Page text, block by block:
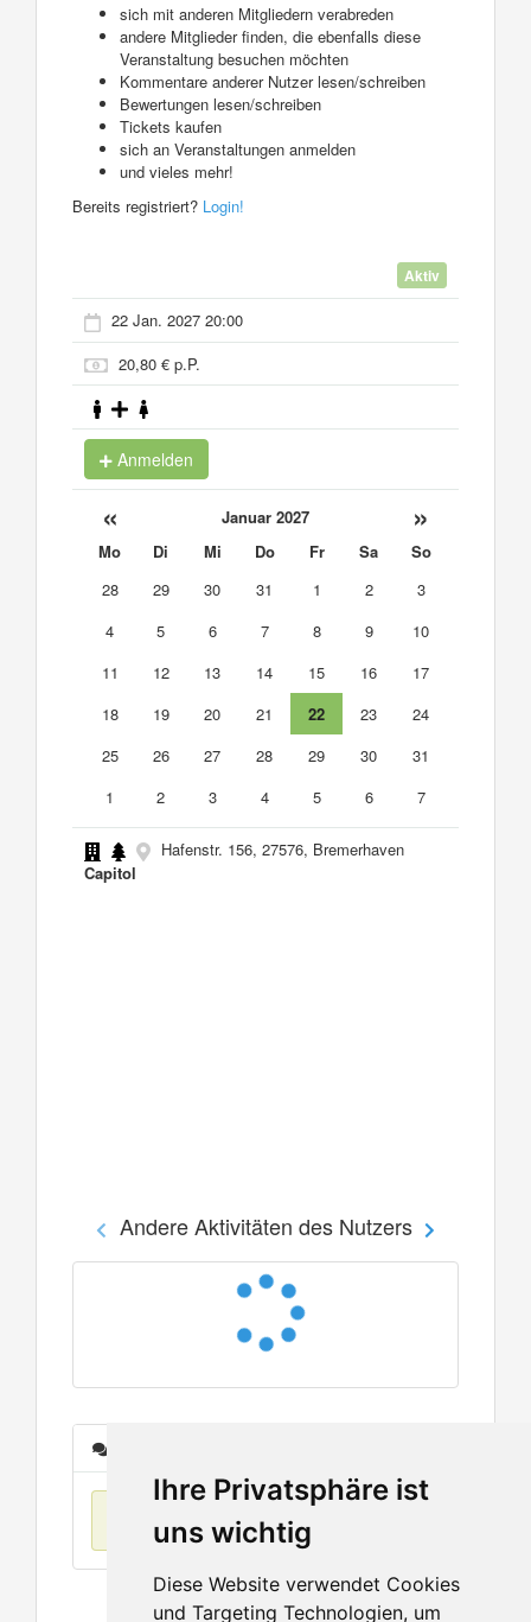
Ihre Privatsphäre ist
uns wichtig
Diese Website verwendet Cookies
und Targeting Technologien, um
sich mit anderen Mitgliedern verabreden
andere Mitglieder finden, die ebenfalls diese
Veranstaltung besuchen möchten
Kommentare anderer Nutzer lesen/schreiben
Bewertungen lesen/schreiben
Tickets kaufen
sich an Veranstaltungen anmelden
und vieles mehr!
Bereits registriert? Login!
Aktiv
22 Jan. 2027 20:00
20,80 € p.P.
Anmelden
« Januar 2027 »
Mo Di Mi Do Fr Sa
So
28
29 30 31 1 2
3
4
5 6 7 8 9
10
11
12 13 14 15 16
17
18
19 20 21 22 23
24
25
26 27 28 29 30
31
1
2 3 4 5 6 7
Hafenstr. 156, 27576, Bremerhaven
Capitol
Andere Aktivitäten des Nutzers
Keine Einträge